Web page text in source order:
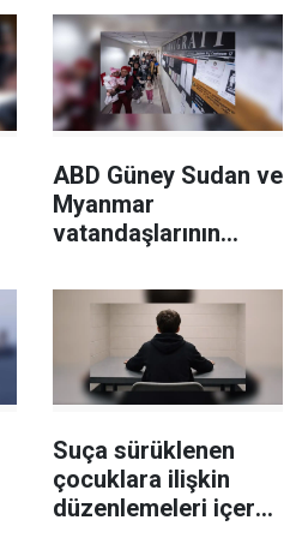
ABD Güney Sudan ve
Myanmar
vatandaşlarının
verebilir
Suça sürüklenen
çocuklara ilişkin
düzenlemeleri içeren